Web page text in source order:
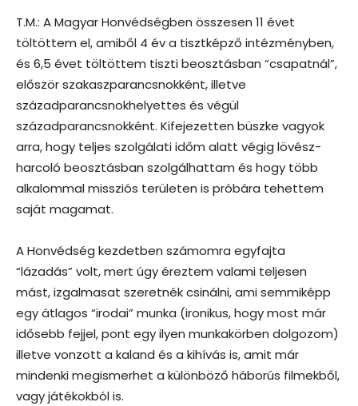
T.M.: A Magyar Honvédségben összesen 11 évet
töltöttem el, amiből 4 év a tisztképző intézményben,
és 6,5 évet töltöttem tiszti beosztásban “csapatnál”,
először szakaszparancsnokként, illetve
századparancsnokhelyettes és végül
századparancsnokként. Kifejezetten büszke vagyok
arra, hogy teljes szolgálati időm alatt végig lövész-
harcoló beosztásban szolgálhattam és hogy több
alkalommal missziós területen is próbára tehettem
saját magamat.
A Honvédség kezdetben számomra egyfajta
“lázadás” volt, mert úgy éreztem valami teljesen
mást, izgalmasat szeretnék csinálni, ami semmiképp
egy átlagos “irodai” munka (ironikus, hogy most már
idősebb fejjel, pont egy ilyen munkakörben dolgozom)
illetve vonzott a kaland és a kihívás is, amit már
mindenki megismerhet a különböző háborús filmekből,
vagy játékokból is.